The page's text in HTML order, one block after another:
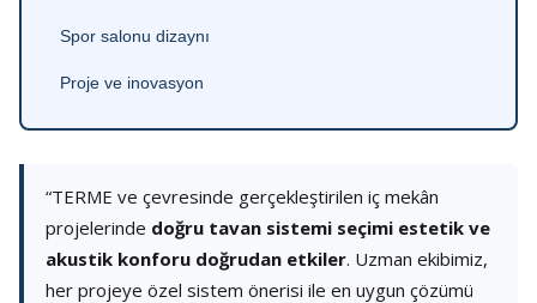
Spor salonu dizaynı
Proje ve inovasyon
“TERME ve çevresinde gerçekleştirilen iç mekân
projelerinde doğru tavan sistemi seçimi estetik ve
akustik konforu doğrudan etkiler. Uzman ekibimiz,
her projeye özel sistem önerisi ile en uygun çözümü